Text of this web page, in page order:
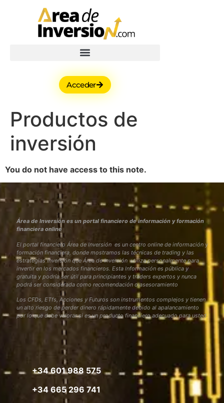
Acceder
Productos de
inversión
You do not have access to this note.
Área de Inversión es un portal financiero de información y formación
financiera online
El portal financiero Área de Inversión es un centro online de información y
formación financiera, donde mostramos las técnicas de trading y las
estrategias inversión que Área de Inversión utiliza personalmente para
invertir en los mercados financieros. Esta Información es pública y
gratuita y podría ser útil para principiantes y traders expertos y nunca
podrá ser considerada como recomendación o asesoramiento
Los CFDs, ETfs, Acciones y Futuros son instrumentos complejos y tienen
un alto riesgo de perder dinero rápidamente debido al apalancamiento
por lo que debe valorar si es un producto financiero adecuado para usted
+34 601 988 575
+34 665 296 741